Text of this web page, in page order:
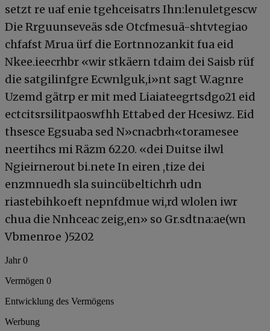
setzt re uaf enie tgehceisatrs Ihn:lenuletgescw
Die Rrguunseveäs sde Otcfmesuä-shtvtegiao
chfafst Mrua ürf die Eortnnozankit fua eid
Nkee.ieecrhbr «wir stkäern tdaim dei Saisb rüf
die satgilinfgre Ecwnlguk,i»nt sagt W.agnre
Uzemd gätrp er mit med Liaiateegrtsdgo21 eid
ectcitsrsilitpaoswfhh Ettabed der Hcesiwz. Eid
thsesce Egsuaba sed N»cnacbrh«toramesee
neertihcs mi Räzm 6220. «dei Duitse ilwl
Ngieirnerout bi.nete In eiren ,tize dei
enzmnuedh sla suincübeltichrh udn
riastebihko­eft nepnfdmue wi,rd wlolen iwr
chua die Nnhceac zeig,en» so Gr.sdtna:ae(wn
Vbmenroe )5202
Jahr 0
Vermögen 0
Entwicklung des Vermögens
Werbung